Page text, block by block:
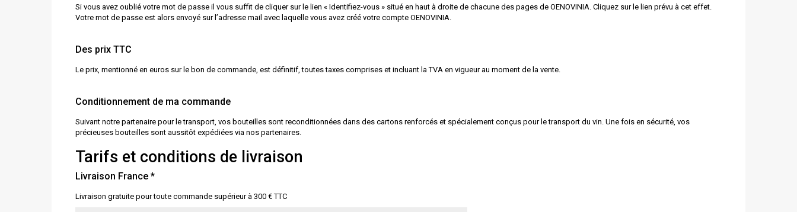
Si vous avez oublié votre mot de passe il vous suffit de cliquer sur le lien « Identifiez-vous » situé en haut à droite de chacune des pages de OENOVINIA. Cliquez sur le lien prévu à cet effet.
Votre mot de passe est alors envoyé sur l’adresse mail avec laquelle vous avez créé votre compte OENOVINIA.
Des prix TTC
Le prix, mentionné en euros sur le bon de commande, est définitif, toutes taxes comprises et incluant la TVA en vigueur au moment de la vente.
Conditionnement de ma commande
Suivant notre partenaire pour le transport, vos bouteilles sont reconditionnées dans des cartons renforcés et spécialement conçus pour le transport du vin. Une fois en sécurité, vos
précieuses bouteilles sont aussitôt expédiées via nos partenaires.
Tarifs et conditions de livraison
Livraison France *
Livraison gratuite pour toute commande supérieur à 300 € TTC